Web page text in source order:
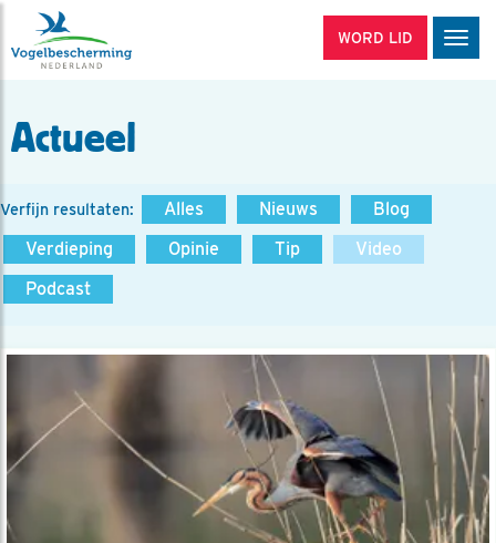
WORD LID
Actueel
Verfijn resultaten: Alles Nieuws
Blog
Verdieping
Opinie Tip
Video
Podcast